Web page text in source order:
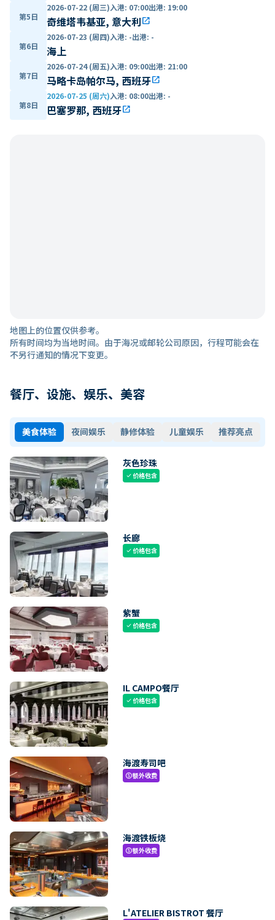
第5日
2026-07-22 (周三)入港: 07:00出港: 19:00
奇维塔韦基亚, 意大利open_in_new
第6日
2026-07-23 (周四)入港: -出港: -
海上
第7日
2026-07-24 (周五)入港: 09:00出港: 21:00
马略卡岛帕尔马, 西班牙open_in_new
第8日
2026-07-25 (周六)入港: 08:00出港: -
巴塞罗那, 西班牙open_in_new
地图上的位置仅供参考。
所有时间均为当地时间。由于海况或邮轮公司原因，行程可能会在
不另行通知的情况下变更。
餐厅、设施、娱乐、美容
美食体验 夜间娱乐 静修体验 儿童娱乐 推荐亮点
灰色珍珠
check价格包含
长廊
check价格包含
紫蟹
check价格包含
IL CAMPO餐厅
check价格包含
海渡寿司吧
paid额外收费
海渡铁板烧
paid额外收费
L'ATELIER BISTROT 餐厅